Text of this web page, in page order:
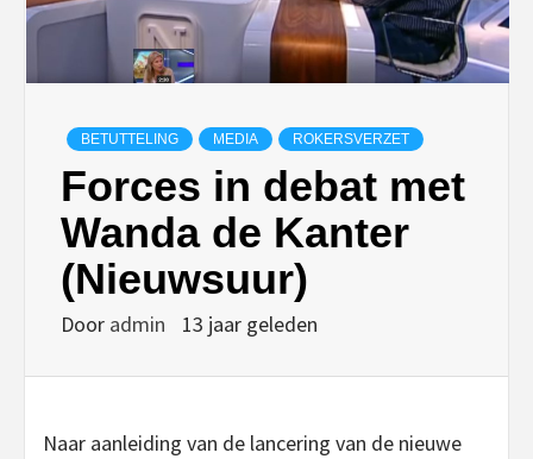
BETUTTELING MEDIA ROKERSVERZET
Forces in debat met
Wanda de Kanter
(Nieuwsuur)
Door admin 13 jaar geleden
Naar aanleiding van de lancering van de nieuwe